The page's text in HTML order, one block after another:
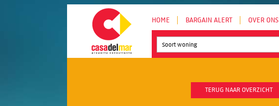
HOME BARGAIN ALERT OVER ONS
Soort woning
TERUG NAAR OVERZICHT